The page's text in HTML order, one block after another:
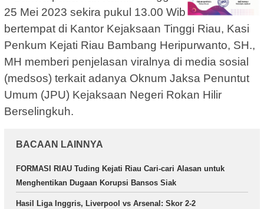
25 Mei 2023 sekira pukul 13.00 Wib
bertempat di Kantor Kejaksaan Tinggi Riau, Kasi
Penkum Kejati Riau Bambang Heripurwanto, SH.,
MH memberi penjelasan viralnya di media sosial
(medsos) terkait adanya Oknum Jaksa Penuntut
Umum (JPU) Kejaksaan Negeri Rokan Hilir
Berselingkuh.
BACAAN LAINNYA
FORMASI RIAU Tuding Kejati Riau Cari-cari Alasan untuk
Menghentikan Dugaan Korupsi Bansos Siak
Hasil Liga Inggris, Liverpool vs Arsenal: Skor 2-2